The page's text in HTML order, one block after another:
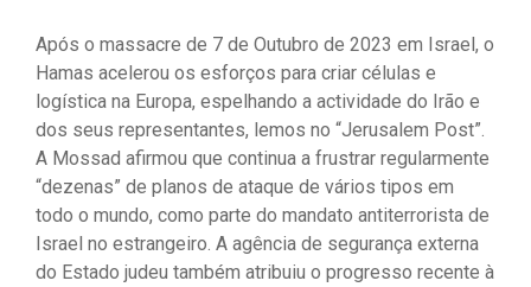
Após o massacre de 7 de Outubro de 2023 em Israel, o
Hamas acelerou os esforços para criar células e
logística na Europa, espelhando a actividade do Irão e
dos seus representantes, lemos no “Jerusalem Post”.
A Mossad afirmou que continua a frustrar regularmente
“dezenas” de planos de ataque de vários tipos em
todo o mundo, como parte do mandato antiterrorista de
Israel no estrangeiro. A agência de segurança externa
do Estado judeu também atribuiu o progresso recente à